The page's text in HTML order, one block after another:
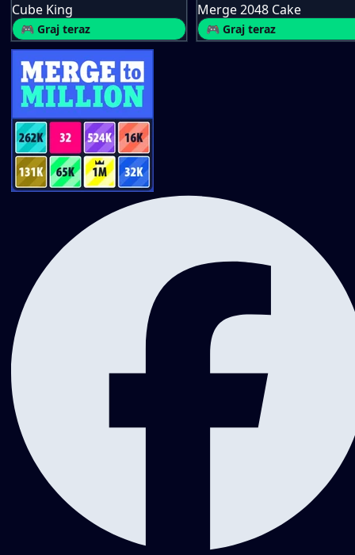
Cube King
🎮 Graj teraz
Merge 2048 Cake
🎮 Graj teraz